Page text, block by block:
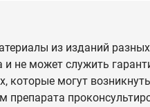
из изданий
не может служить
могут возникнуть